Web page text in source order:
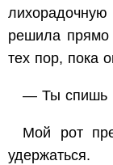
решила прямо
тех пор, пока
— Ты спишь
Мой рот
удержаться.